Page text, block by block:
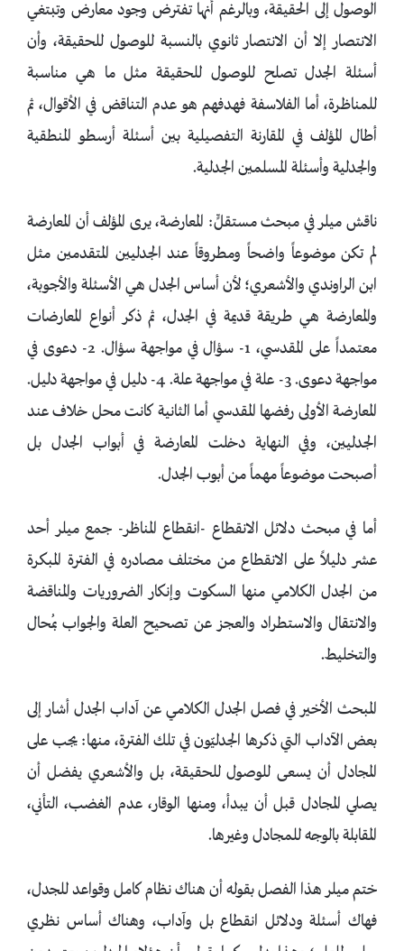
الوصول إلى الحقيقة، وبالرغم أنها تفترض وجود معارض وتبتغي
الانتصار إلا أن الانتصار ثانوي بالنسبة للوصول للحقيقة، وأن
أسئلة الجدل تصلح للوصول للحقيقة مثل ما هي مناسبة
للمناظرة، أما الفلاسفة فهدفهم هو عدم التناقض في الأقوال، ثم
أطال المؤلف في المقارنة التفصيلية بين أسئلة أرسطو المنطقية
والجدلية وأسئلة المسلمين الجدلية.
ناقش ميلر في مبحث مستقلٍّ: المعارضة، يرى المؤلف أن المعارضة
لم تكن موضوعاً واضحاً ومطروقاً عند الجدليين المتقدمين مثل
ابن الراوندي والأشعري؛ لأن أساس الجدل هي الأسئلة والأجوبة،
والمعارضة هي طريقة قديمة في الجدل، ثم ذكر أنواع المعارضات
معتمداً على المقدسي، 1- سؤال في مواجهة سؤال. 2- دعوى في
مواجهة دعوى. 3- علة في مواجهة علة. 4- دليل في مواجهة دليل.
المعارضة الأولى رفضها المقدسي أما الثانية كانت محل خلاف عند
الجدليين، وفي النهاية دخلت المعارضة في أبواب الجدل بل
أصبحت موضوعاً مهماً من أبوب الجدل.
أما في مبحث دلائل الانقطاع -انقطاع المناظر- جمع ميلر أحد
عشر دليلاً على الانقطاع من مختلف مصادره في الفترة المبكرة
من الجدل الكلامي منها السكوت وإنكار الضروريات والمناقضة
والانتقال والاستطراد والعجز عن تصحيح العلة والجواب بمُحال
والتخليط.
المبحث الأخير في فصل الجدل الكلامي عن آداب الجدل أشار إلى
بعض الآداب التي ذكرها الجدليّون في تلك الفترة، منها: يجب على
المجادل أن يسعى للوصول للحقيقة، بل والأشعري يفضل أن
يصلي المجادل قبل أن يبدأ، ومنها الوقار، عدم الغضب، التأني،
المقابلة بالوجه للمجادل وغيرها.
ختم ميلر هذا الفصل بقوله أن هناك نظام كامل وقواعد للجدل،
فهاك أسئلة ودلائل انقطاع بل وآداب، وهناك أساس نظري